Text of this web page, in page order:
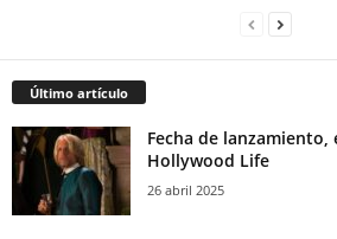
Último artículo
Fecha de lanzamiento,
Hollywood Life
26 abril 2025